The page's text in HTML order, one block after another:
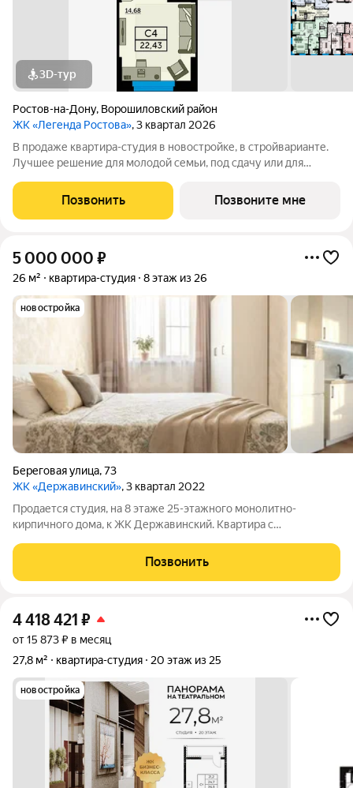
3D-тур
Ростов-на-Дону, Ворошиловский район
ЖК «Легенда Ростова», 3 квартал 2026
В продаже квартира-студия в новостройке, в стройварианте.
Лучшее решение для молодой семьи, под сдачу или для
идея - отделить кухонную зону перегородкой. Теперь, все
ваши дизайнерские замыслы
Позвонить Позвоните мне
5 000 000 ₽
26 м² квартира-студия 8 этаж из 26
новостройка
Береговая улица,73
ЖК «Державинский», 3 квартал 2022
Продается студия, на 8 этаже 25-этажного монолитно-
кирпичного дома, к ЖК Державинский. Квартира с
дополнительное пространство для организации рабочего
места Плитка в ванной Испания и Иран, кухонный
Позвонить
4 418 421 ₽
от 15 873 ₽ в месяц
27,8 м²
квартира-студия 20 этаж из 25
новостройка